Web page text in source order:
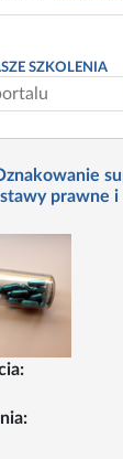
SZKOLENIA
prawne